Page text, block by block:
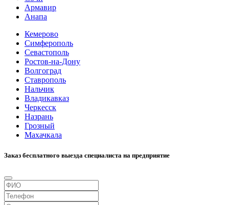
Армавир
Анапа
Кемерово
Симферополь
Севастополь
Ростов-на-Дону
Волгоград
Ставрополь
Нальчик
Владикавказ
Черкесск
Назрань
Грозный
Махачкала
Заказ бесплатного выезда специалиста на предприятие